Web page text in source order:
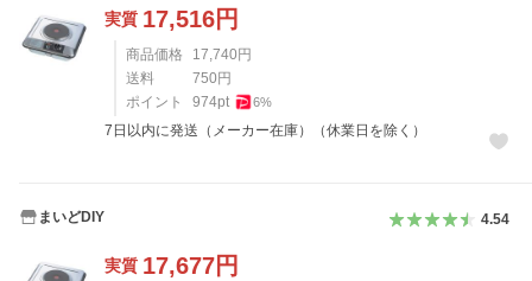
実質 17,516円
商品価格 17,740 円
送料
750 円
ポイント
974pt 6%
7日以内に発送（メーカー在庫）（休業日を除く）
まいどDIY 4.54
実質 17,677円